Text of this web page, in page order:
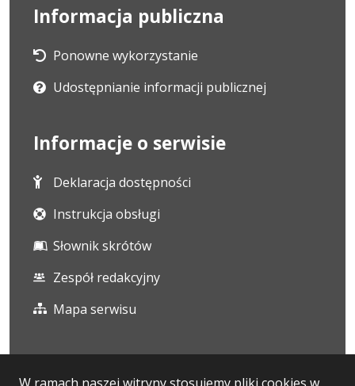
Informacja publiczna
Ponowne wykorzystanie
Udostępnianie informacji publicznej
Informacje o serwisie
Deklaracja dostępności
Instrukcja obsługi
Słownik skrótów
Zespół redakcyjny
Mapa serwisu